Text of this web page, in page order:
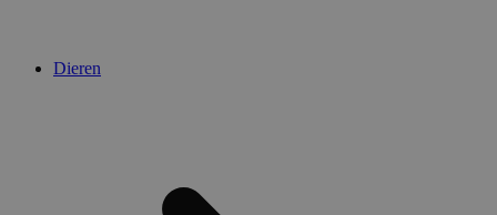
Dieren